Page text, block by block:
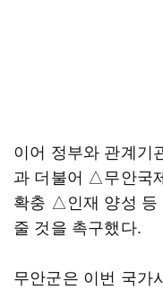
이어 정부와 관계기
과 더불어 △무안국
확충 △인재 양성 등
줄 것을 촉구했다.
무안군은 이번 국가